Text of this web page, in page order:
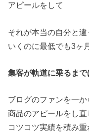
アピールをして
それが本当の自分と
いくのに最低でも3ヶ
集客が軌道に乗るま
ブログのファンを一
商品のアピールをし直
コツコツ実績を積み重